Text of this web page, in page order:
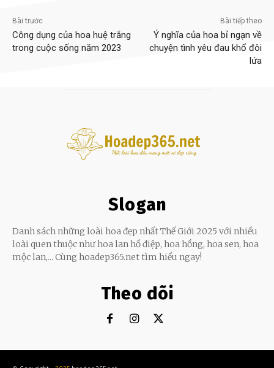
Bài trước
Công dụng của hoa huệ trắng
trong cuộc sống năm 2023
Bài tiếp theo
Ý nghĩa của hoa bỉ ngạn về
chuyện tình yêu đau khổ đôi
lứa
Slogan
Danh sách những loài hoa đẹp nhất Thế Giới 2025 với nhiều
loài quen thuộc như hoa lan hồ điệp, hoa hồng, hoa sen, hoa
mộc lan,... Cùng hoadep365.net tìm hiểu ngay!
Theo dõi